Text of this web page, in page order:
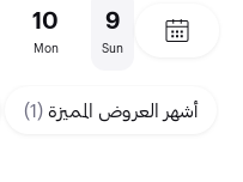
9
Sun
10
Mon
أشهر العروض المميزة (1)